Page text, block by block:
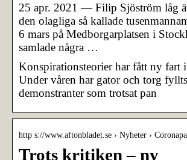
25 apr. 2021 — Filip Sjöström låg
den olagliga så kallade
6 mars på Medborgarplatsen i
samlade några …
Konspirationsteorier har fått ny fart
Under våren har gator och torg
demonstranter som trotsat pan
http s://www.aftonbladet.se › Nyheter ›
Trots kritiken – ny